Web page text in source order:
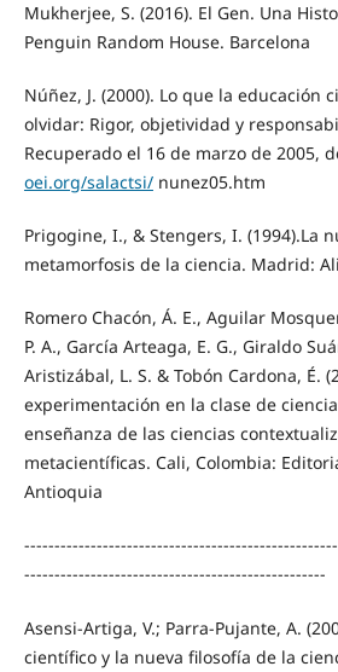
Mukherjee, S. (2016). El Gen. Una
Penguin Random House. Barcelona
Núñez, J. (2000). Lo que la educación
olvidar: Rigor, objetividad y
Recuperado el 16 de marzo de 2005,
oei.org/salactsi/nunez05.htm
Prigogine, I., & Stengers, I. (1994).La
metamorfosis de la ciencia. Madrid:
Romero Chacón, Á. E., Aguilar
P. A., García Arteaga, E. G., Giraldo
Aristizábal, L. S. & Tobón Cardona, É.
experimentación en la clase de
enseñanza de las ciencias
metacientíficas. Cali, Colombia:
Antioquia
--------------------------------------------------
Asensi-Artiga, V.; Parra-Pujante, A.
científico y la nueva filosofía de la